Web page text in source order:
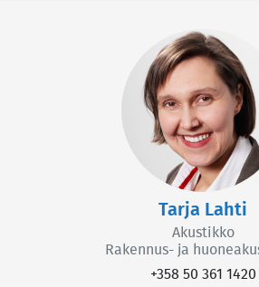
Tarja Lahti
Akustikko
Rakennus- ja
+358 50 361 1420